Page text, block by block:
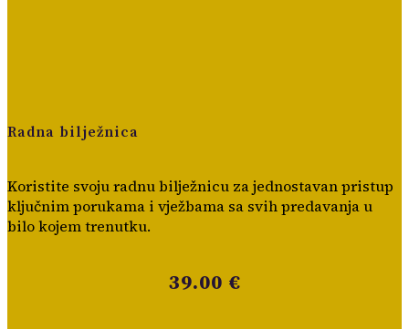
Radna bilježnica
Koristite svoju radnu bilježnicu za jednostavan pristup
ključnim porukama i vježbama sa svih predavanja u
bilo kojem trenutku.
39.00 €